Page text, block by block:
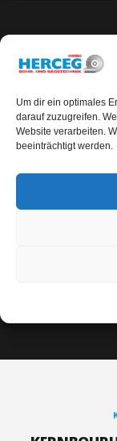
Um dir ein optimales
darauf zuzugreifen.
Website verarbeiten.
beeinträchtigt werden.